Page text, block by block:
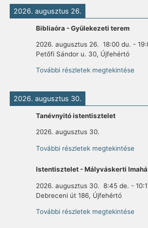
2026. augusztus 26.
Bibliaóra - Gyülekezeti terem
2026. augusztus 26. 18:00 du. -
Petőfi Sándor u. 30, Újfehértó
További részletek megtekintése
2026. augusztus 30.
Tanévnyitó istentisztelet
2026. augusztus 30.
További részletek megtekintése
Istentisztelet - Mályváskerti
2026. augusztus 30. 8:45 de. -
Debreceni út 186, Újfehértó
További részletek megtekintése